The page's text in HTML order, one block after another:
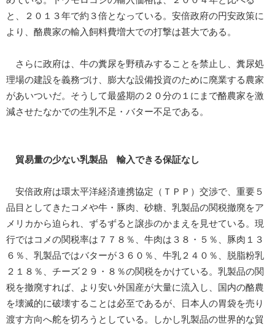
と、２０１３年で約３倍となっている。安倍政府の円安政策に
より、酪農家の輸入飼料費増大での打撃は甚大である。
さらに政府は、牛の糞尿を野積みすることを禁止し、糞尿処
理場の建設を義務づけ、膨大な設備投資のために廃業する農家
があいついだ。そうして最盛期の２０分の１にまで酪農家を激
減させたなかでの生乳不足・バター不足である。
貿易量の少ない乳製品 輸入できる保証なし
安倍政府は環太平洋経済連携協定（ＴＰＰ）交渉で、重要５
品目としてきたコメや牛・豚肉、砂糖、乳製品の関税撤廃をア
メリカから迫られ、ずるずると譲歩のかまえを見せている。現
行ではコメの関税率は７７８％、牛肉は３８・５％、豚肉１３
６％、乳製品ではバターが３６０％、牛乳２４０％、脱脂粉乳
２１８％、チーズ２９・８％の関税をかけている。乳製品の関
税を撤廃すれば、より安い外国産が大量に流入し、国内の酪農
を壊滅的に破壊することは必至であるが、日本人の胃袋を売り
渡す方向へ舵を切ろうとしている。しかし乳製品の世界的な貿